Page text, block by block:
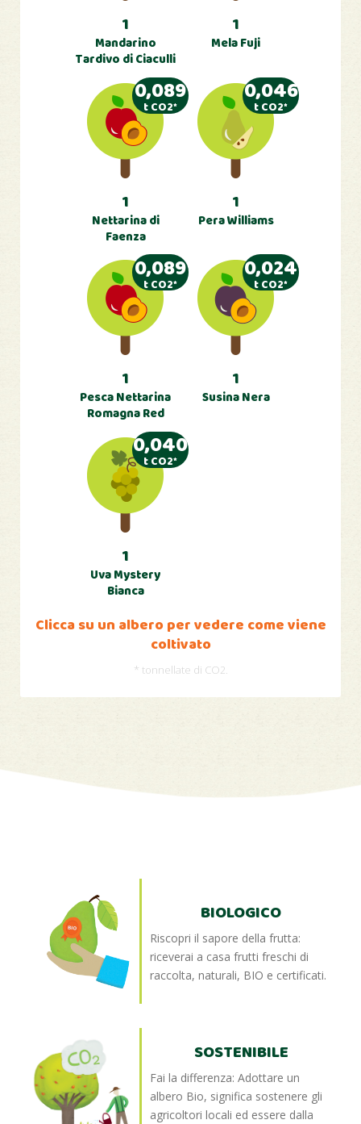
1
Mandarino
Tardivo di Ciaculli
1
Mela Fuji
0,089
t CO2*
1
Nettarina di
Faenza
0,046
t CO2*
1
Pera Williams
0,089
t CO2*
1
Pesca Nettarina
Romagna Red
0,024
t CO2*
1
Susina Nera
0,040
t CO2*
1
Uva Mystery
Bianca
Clicca su un albero per vedere come viene
coltivato
* tonnellate di CO2.
BIOLOGICO
Riscopri il sapore della frutta:
riceverai a casa frutti freschi di
raccolta, naturali, BIO e certificati.
SOSTENIBILE
Fai la differenza: Adottare un
albero Bio, significa sostenere gli
agricoltori locali ed essere dalla